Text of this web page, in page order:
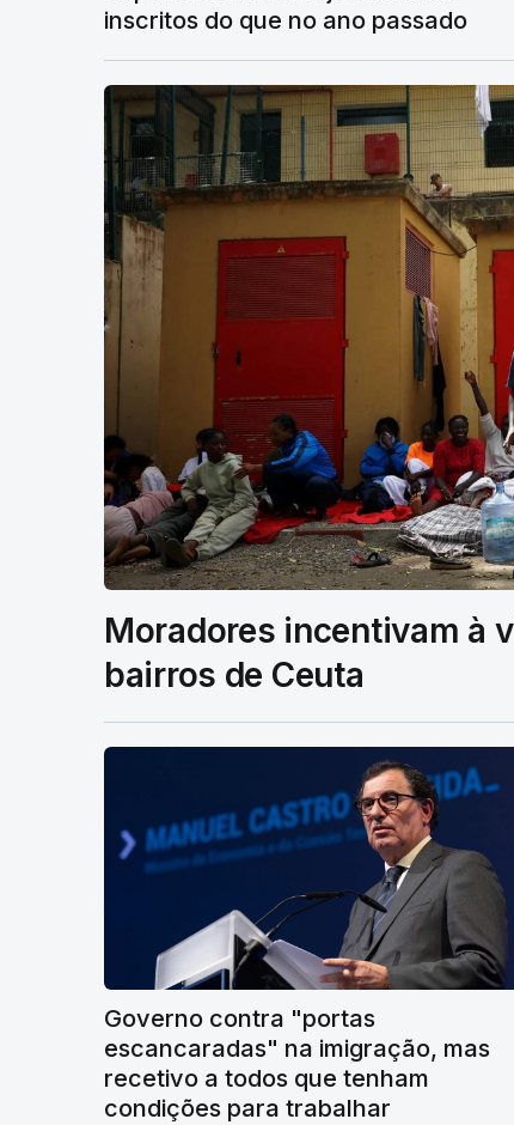
inscritos do que no ano passado
Moradores incentivam à
bairros de Ceuta
Governo contra "portas
escancaradas" na imigração, mas
recetivo a todos que tenham
condições para trabalhar